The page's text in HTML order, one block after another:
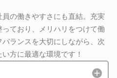
の働きやすさにも直結。充実
ており、メリハリをつけて働
ランスを大切にしながら、次
方に最適な環境です！